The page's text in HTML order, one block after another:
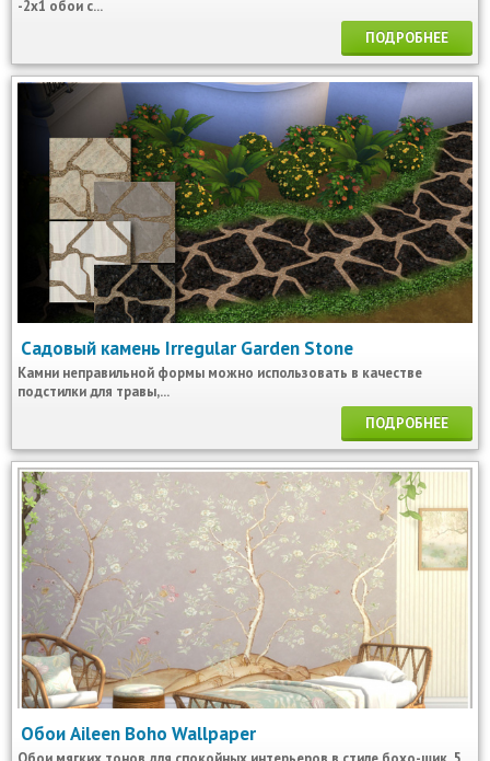
-2x1 обои с...
ПОДРОБНЕЕ
Садовый камень Irregular Garden Stone
Камни неправильной формы можно использовать в качестве
подстилки для травы,...
ПОДРОБНЕЕ
Обои Aileen Boho Wallpaper